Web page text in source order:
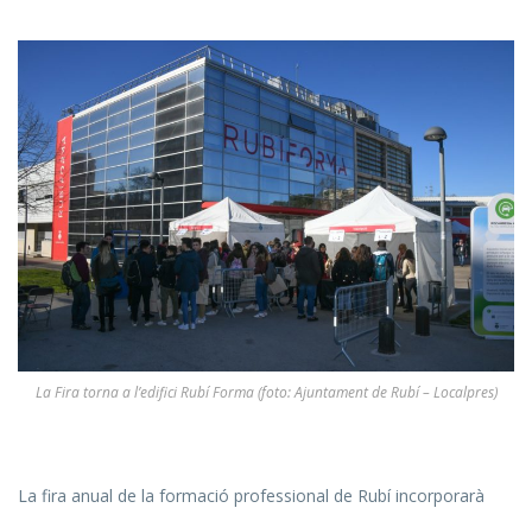
La Fira torna a l’edifici Rubí Forma (foto: Ajuntament de Rubí – Localpres)
La fira anual de la formació professional de Rubí incorporarà